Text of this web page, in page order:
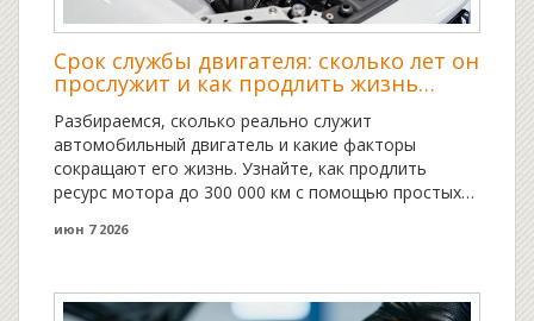
Срок службы двигателя: сколько лет он
прослужит и как продлить жизнь
мотору
Разбираемся, сколько реально служит
автомобильный двигатель и какие факторы
сокращают его жизнь. Узнайте, как продлить
ресурс мотора до 300 000 км с помощью простых
июн 7 2026